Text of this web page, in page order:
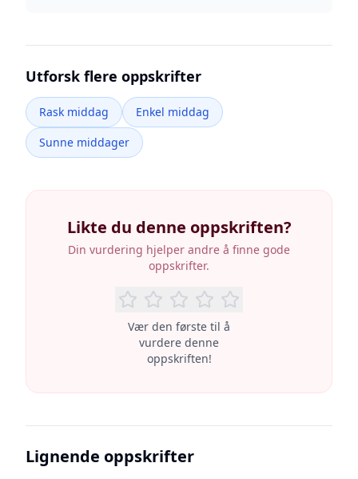
Utforsk flere oppskrifter
Rask middag
Enkel middag
Sunne middager
Likte du denne oppskriften?
Din vurdering hjelper andre å finne gode
oppskrifter.
Vær den første til å
vurdere denne
oppskriften!
Lignende oppskrifter